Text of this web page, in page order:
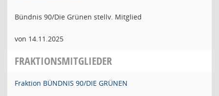
Bündnis 90/Die Grünen stellv. Mitglied
von 14.11.2025
FRAKTIONSMITGLIEDER
Fraktion BÜNDNIS 90/DIE GRÜNEN